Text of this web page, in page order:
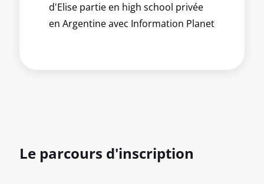
d'Elise partie en high school privée
en Argentine avec Information Planet
Le parcours d'inscription